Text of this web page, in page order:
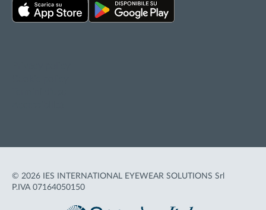
© 2026 IES INTERNATIONAL EYEWEAR SOLUTIONS Srl
P.IVA 07164050150